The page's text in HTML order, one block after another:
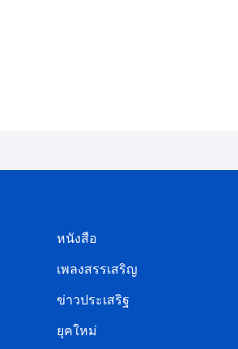
หนังสือ
เพลงสรรเสริญ
ข่าวประเสริฐ
ยุคใหม่